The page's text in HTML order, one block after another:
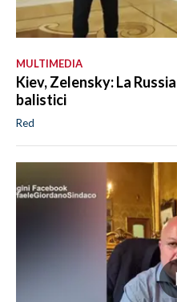
MULTIMEDIA
Kiev, Zelensky: La
balistici
Red